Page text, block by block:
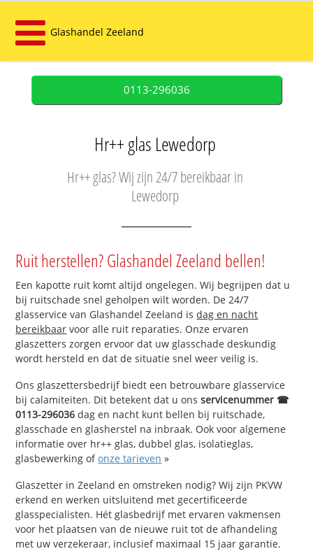
Glashandel Zeeland
0113-296036
Hr++ glas Lewedorp
Hr++ glas? Wij zijn 24/7 bereikbaar in
Lewedorp
Ruit herstellen? Glashandel Zeeland bellen!
Een kapotte ruit komt altijd ongelegen. Wij begrijpen dat u
bij ruitschade snel geholpen wilt worden. De 24/7
glasservice van Glashandel Zeeland isdag en nacht
bereikbaar voor alle ruit reparaties. Onze ervaren
glaszetters zorgen ervoor dat uw glasschade deskundig
wordt hersteld en dat de situatie snel weer veilig is.
Ons glaszettersbedrijf biedt een betrouwbare glasservice
bij calamiteiten. Dit betekent dat u onsservicenummer ☎
0113-296036 dag en nacht kunt bellen bij ruitschade,
glasschade en glasherstel na inbraak. Ook voor algemene
informatie over hr++ glas, dubbel glas, isolatieglas,
glasbewerking ofonze tarieven »
Glaszetter in Zeeland en omstreken nodig? Wij zijn PKVW
erkend en werken uitsluitend met gecertificeerde
glasspecialisten. Hét glasbedrijf met ervaren vakmensen
voor het plaatsen van de nieuwe ruit tot de afhandeling
met uw verzekeraar, inclusief maximaal 15 jaar garantie.